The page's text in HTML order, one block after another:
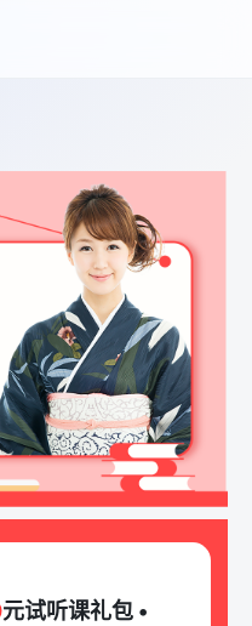
元试听课礼包 •